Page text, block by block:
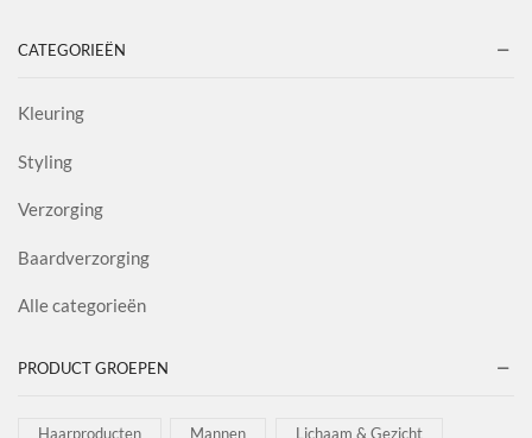
CATEGORIEËN
Kleuring
Styling
Verzorging
Baardverzorging
Alle categorieën
PRODUCT GROEPEN
Haarproducten Mannen Lichaam & Gezicht